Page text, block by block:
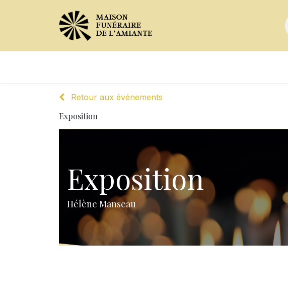
Retour aux événements
Exposition
Exposition
Hélène Manseau